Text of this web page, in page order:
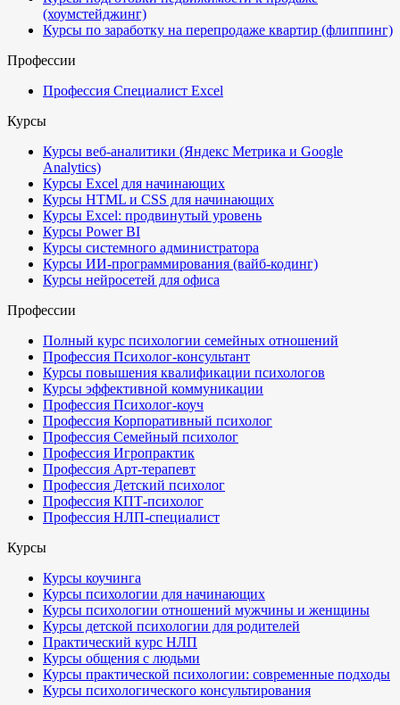
(хоумстейджинг)
Курсы по заработку на перепродаже квартир (флиппинг)
Профессии
Профессия Специалист Excel
Курсы
Курсы веб-аналитики (Яндекс Метрика и Google
Analytics)
Курсы Excel для начинающих
Курсы HTML и CSS для начинающих
Курсы Excel: продвинутый уровень
Курсы Power BI
Курсы системного администратора
Курсы ИИ-программирования (вайб-кодинг)
Курсы нейросетей для офиса
Профессии
Полный курс психологии семейных отношений
Профессия Психолог-консультант
Курсы повышения квалификации психологов
Курсы эффективной коммуникации
Профессия Психолог-коуч
Профессия Корпоративный психолог
Профессия Семейный психолог
Профессия Игропрактик
Профессия Арт-терапевт
Профессия Детский психолог
Профессия КПТ-психолог
Профессия НЛП-специалист
Курсы
Курсы коучинга
Курсы психологии для начинающих
Курсы психологии отношений мужчины и женщины
Курсы детской психологии для родителей
Практический курс НЛП
Курсы общения с людьми
Курсы практической психологии: современные подходы
Курсы психологического консультирования